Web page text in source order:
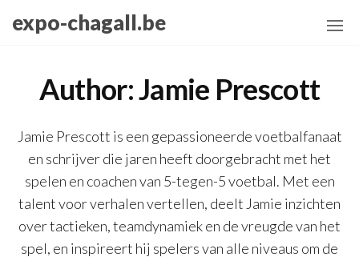
content
expo-chagall.be
Author:Jamie Prescott
Jamie Prescott is een gepassioneerde voetbalfanaat
en schrijver die jaren heeft doorgebracht met het
spelen en coachen van 5-tegen-5 voetbal. Met een
talent voor verhalen vertellen, deelt Jamie inzichten
over tactieken, teamdynamiek en de vreugde van het
spel, en inspireert hij spelers van alle niveaus om de